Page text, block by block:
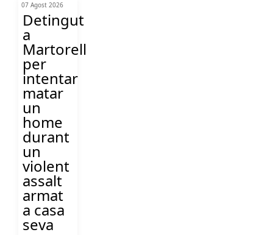
07 Agost 2026
Detingut
a
Martorell
per
intentar
matar
un
home
durant
un
violent
assalt
armat
a casa
seva